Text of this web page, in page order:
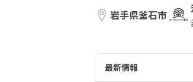
岩手県釜石市
最新情報